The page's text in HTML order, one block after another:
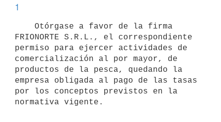
1
FRIONORTE S.R.L., el correspondiente
permiso para ejercer actividades de
comercialización al por mayor, de
productos de la pesca, quedando la
empresa obligada al pago de las tasas
por los conceptos previstos en la
normativa vigente.